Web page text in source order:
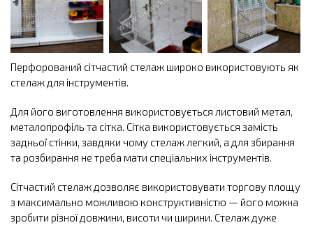
Перфорований сітчастий стелаж широко використовують як
стелаж для інструментів.
Для його виготовлення використовується листовий метал,
металопрофіль та сітка. Сітка використовується замість
задньої стінки, завдяки чому стелаж легкий, а для збирання
та розбирання не треба мати спеціальних інструментів.
Сітчастий стелаж дозволяє використовувати торгову площу
з максимально можливою конструктивністю — його можна
зробити різної довжини, висоти чи ширини. Стелаж дуже